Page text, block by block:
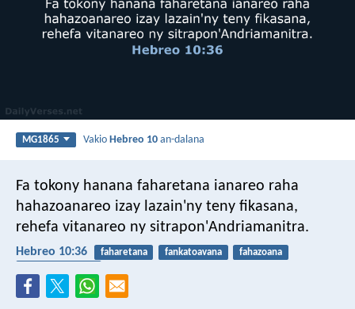
MG1865 VakioHebreo 10 an-dalana
Fa tokony hanana faharetana ianareo raha
hahazoanareo izay lazain'ny teny fikasana,
rehefa vitanareo ny sitrapon'Andriamanitra.
Hebreo 10:36 faharetana fankatoavana
fahazoana